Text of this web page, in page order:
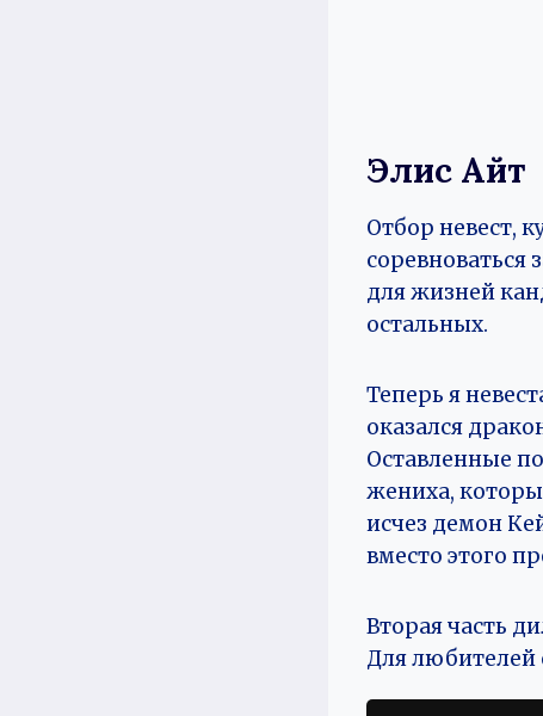
Элис Айт
Отбор невест,
соревноваться
для жизней
остальных.
Теперь я
оказался
Оставленные
жениха,
исчез демон
вместо этого
Вторая часть
Для любителей